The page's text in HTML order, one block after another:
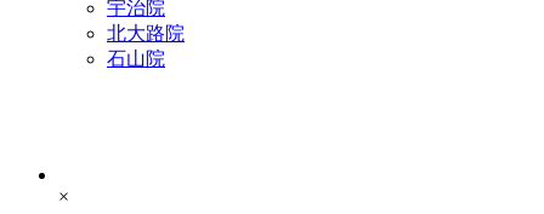
宇治院
北大路院
石山院
×